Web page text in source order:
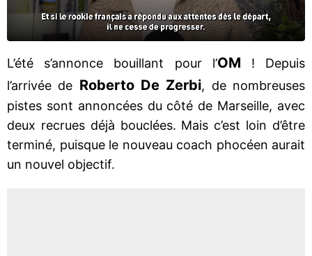
L’été s’annonce bouillant pour l’OM ! Depuis
l’arrivée de Roberto De Zerbi, de nombreuses
pistes sont annoncées du côté de Marseille, avec
deux recrues déjà bouclées. Mais c’est loin d’être
terminé, puisque le nouveau coach phocéen aurait
un nouvel objectif.